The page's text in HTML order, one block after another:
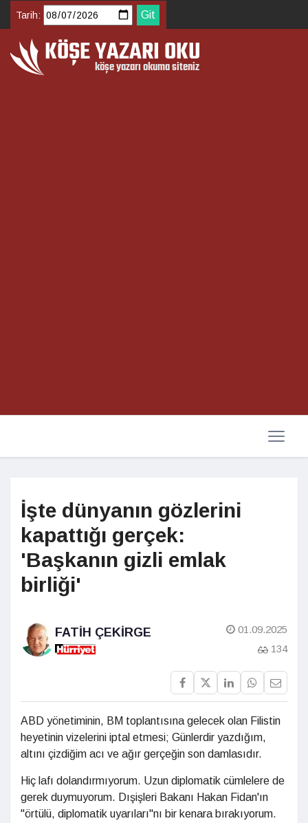
Tarih:
İşte dünyanın gözlerini
kapattığı gerçek:
'Başkanın gizli emlak
birliği'
FATIH ÇEKIRGE
01.09.2025
134
ABD yönetiminin, BM toplantısına gelecek olan Filistin
heyetinin vizelerini iptal etmesi; Günlerdir yazdığım,
altını çizdiğim acı ve ağır gerçeğin son damlasıdır.
Hiç lafı dolandırmıyorum. Uzun diplomatik cümlelere de
gerek duymuyorum. Dışişleri Bakanı Hakan Fidan'ın
"örtülü, diplomatik uyarıları"nı bir kenara bırakıyorum.